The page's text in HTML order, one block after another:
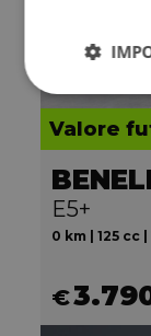
Valore
E5+
0 km | 125 cc |
€